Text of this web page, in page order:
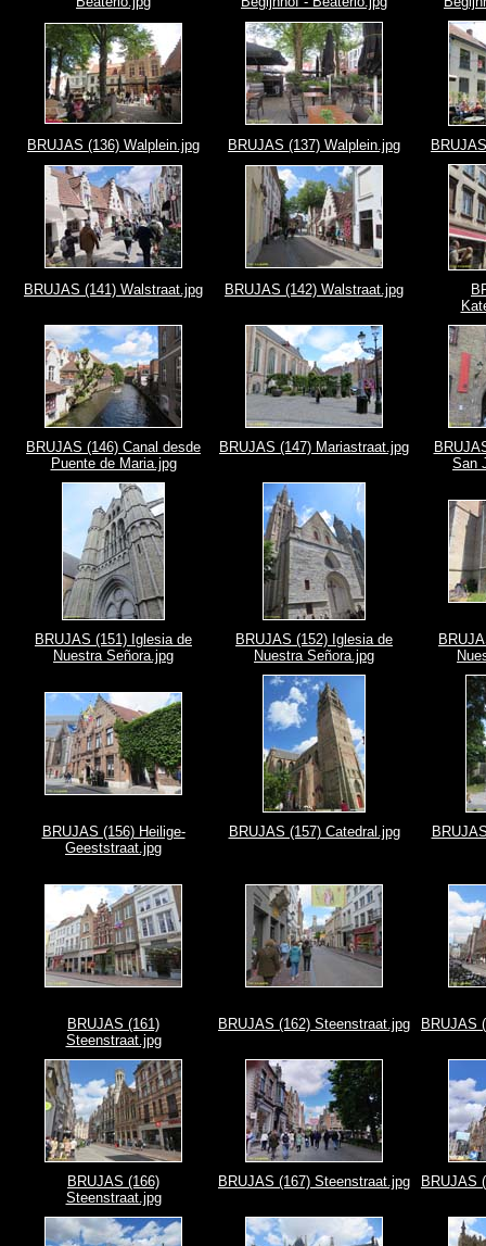
BRUJAS (136) Walplein.jpg BRUJAS (137) Walplein.jpg
BRUJAS (141) Walstraat.jpg BRUJAS (142) Walstraat.jpg
BRUJAS (146) Canal desde
Puente de Maria.jpg
BRUJAS (147) Mariastraat.jpg
San
BRUJAS (151) Iglesia de
Nuestra Señora.jpg
BRUJAS (152) Iglesia de
Nuestra Señora.jpg
BRUJAS (156) Heilige-
Geeststraat.jpg
BRUJAS (157) Catedral.jpg
BRUJAS (161)
Steenstraat.jpg
BRUJAS (162) Steenstraat.jpg BRUJAS
BRUJAS (166)
Steenstraat.jpg
BRUJAS (167) Steenstraat.jpg BRUJAS